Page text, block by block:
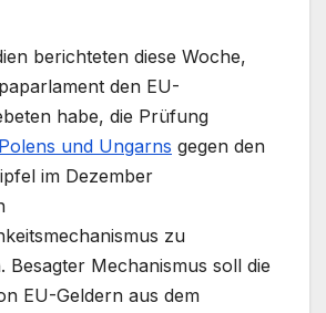
berichteten diese Woche,
den EU-
habe, die Prüfung
und Ungarns gegen den
im Dezember
zu
Besagter Mechanismus soll die
EU-Geldern aus dem